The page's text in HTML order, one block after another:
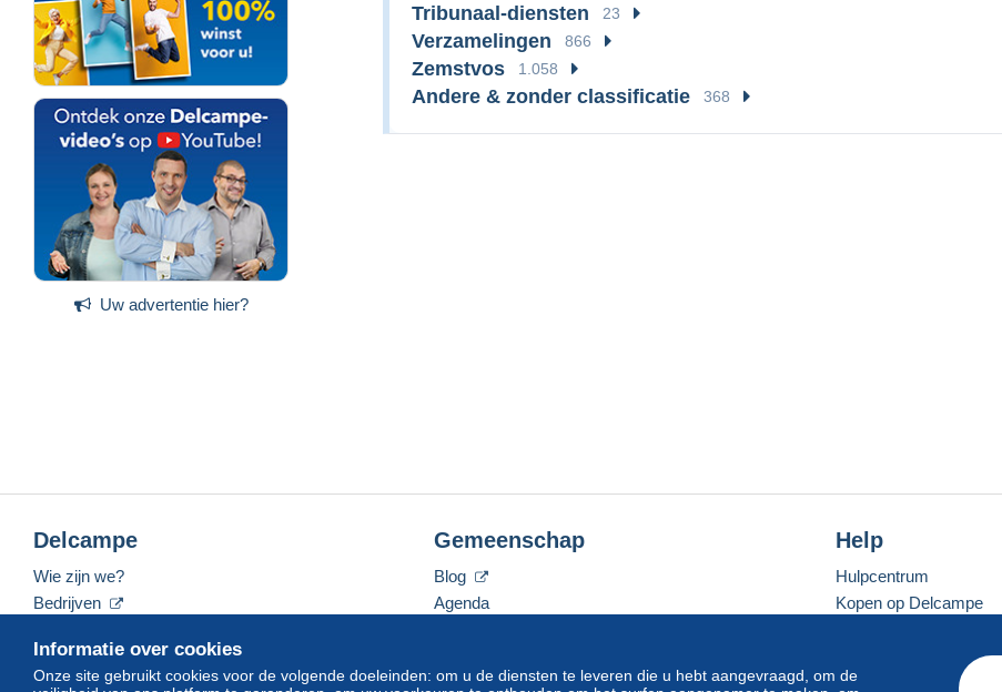
Uw advertentie hier?
Tribunaal-diensten 23
Verzamelingen 866
Zemstvos 1.058
Andere & zonder classificatie 368
Informatie over cookies
Onze site gebruikt cookies voor de volgende doeleinden: om u de diensten te leveren die u hebt aangevraagd, om de
Delcampe
Wie zijn we?
Bedrijven
Neem contact met ons op
Gemeenschap
Blog
Agenda
Help
Hulpcentrum
Kopen op Delcampe
Een beveiligde website